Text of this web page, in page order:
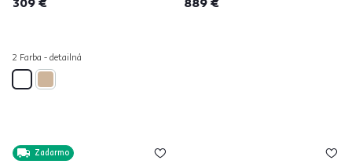
2 Farba - detailná
Zadarmo